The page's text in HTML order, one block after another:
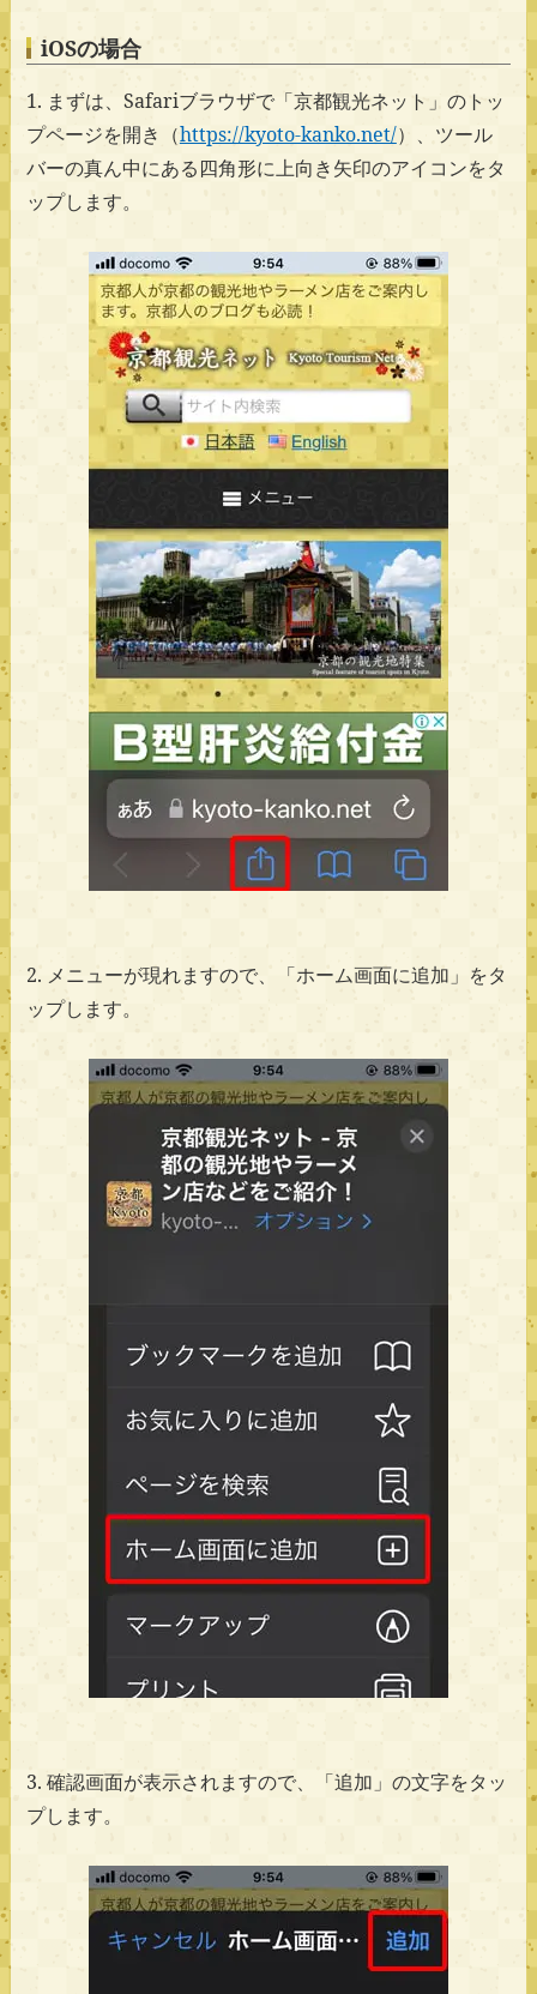
iOSの場合
1. まずは、Safariブラウザで「京都観光ネット」のトッ
プページを開き（https://kyoto-kanko.net/）、ツール
バーの真ん中にある四角形に上向き矢印のアイコンをタ
ップします。
2. メニューが現れますので、「ホーム画面に追加」をタ
ップします。
3. 確認画面が表示されますので、「追加」の文字をタッ
プします。